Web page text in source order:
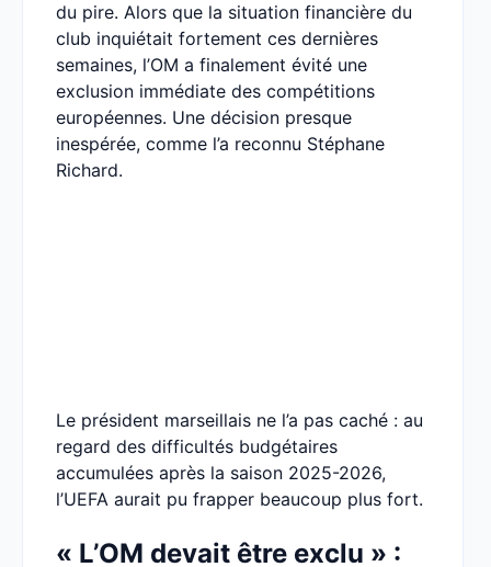
du pire. Alors que la situation financière du
club inquiétait fortement ces dernières
semaines, l’OM a finalement évité une
exclusion immédiate des compétitions
européennes. Une décision presque
inespérée, comme l’a reconnu Stéphane
Richard.
Le président marseillais ne l’a pas caché : au
regard des difficultés budgétaires
accumulées après la saison 2025-2026,
l’UEFA aurait pu frapper beaucoup plus fort.
« L’OM devait être exclu » :